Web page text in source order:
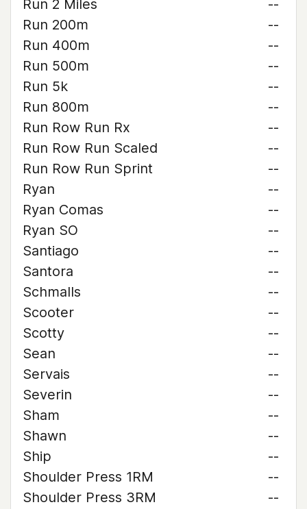
Run 2 Miles
--
Run 200m
--
Run 400m
--
Run 500m
--
Run 5k
--
Run 800m
--
Run Row Run Rx
--
Run Row Run Scaled
--
Run Row Run Sprint
--
Ryan
--
Ryan Comas
--
Ryan SO
--
Santiago
--
Santora
--
Schmalls
--
Scooter
--
Scotty
--
Sean
--
Servais
--
Severin
--
Sham
--
Shawn
--
Ship
--
Shoulder Press 1RM
--
Shoulder Press 3RM
--